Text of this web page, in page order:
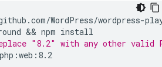
&& npm
"8.2" with any other valid